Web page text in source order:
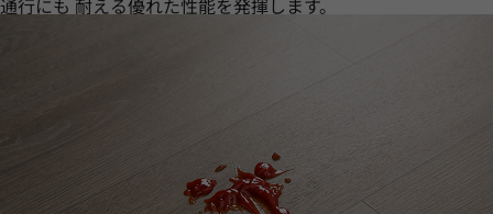
通行にも 耐える優れた性能を発揮します。